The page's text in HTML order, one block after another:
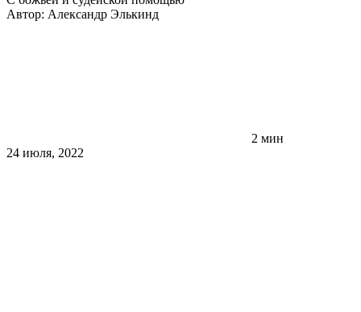
Автор: Александр Элькинд
2 мин
24 июля, 2022